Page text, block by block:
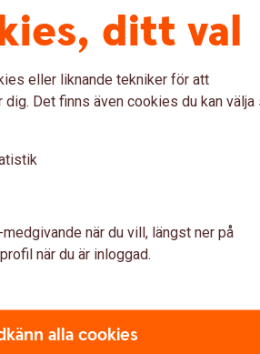
ditt val
eller liknande tekniker för att
Det finns även cookies du kan välja
när du vill, längst ner på
när du är inloggad.
alla cookies